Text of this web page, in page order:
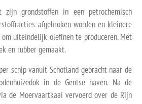
zijn grondstoffen in een petrochemisch
afgebroken worden en kleinere
uiteindelijk olefinen te produceren. Met
en rubber gemaakt.
schip vanuit Schotland gebracht naar de
in de Gentse haven. Na de
de Moervaartkaai vervoerd over de Rijn